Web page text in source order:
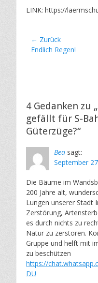
LINK: https://
← Zurück
Vorheriger
Endlich Regen!
4 Gedanken zu
gefällt für S-
Güterzüge?“
Bea sagt:
September
Die Bäume im
200 Jahre alt,
Lungen unserer Stadt
Zerstörung,
es durch nichts zu
Natur zu zerstören.
Gruppe und helft mit
zu beschützen
https://
DU